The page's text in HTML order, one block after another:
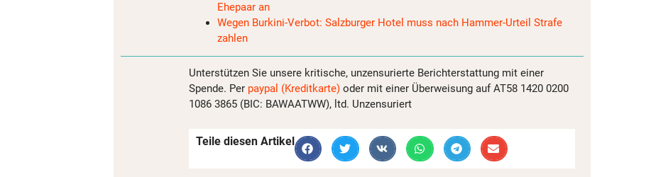
Ehepaar an
Wegen Burkini-Verbot: Salzburger Hotel muss nach Hammer-Urteil Strafe
zahlen
Unterstützen Sie unsere kritische, unzensurierte Berichterstattung mit einer
Spende. Per paypal (Kreditkarte) oder mit einer Überweisung auf AT58 1420 0200
1086 3865 (BIC: BAWAATWW), ltd. Unzensuriert
Teile diesen Artikel